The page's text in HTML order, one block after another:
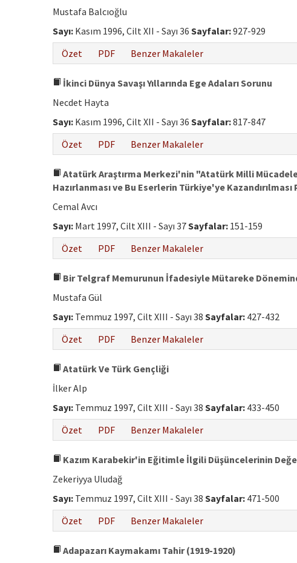
Mustafa Balcıoğlu
Sayı: Kasım 1996, Cilt XII - Sayı 36 Sayfalar:927-929
Özet
PDF Benzer Makaleler
İkinci Dünya Savaşı Yıllarında Ege Adaları Sorunu
Necdet Hayta
Sayı: Kasım 1996, Cilt XII - Sayı 36 Sayfalar:817-847
Özet
PDF Benzer Makaleler
Atatürk Araştırma Merkezi'nin "Atatürk Milli
Hazırlanması ve Bu Eserlerin Türkiye'ye
Cemal Avcı
Sayı: Mart 1997, Cilt XIII - Sayı 37Sayfalar: 151-159
Özet
PDF Benzer Makaleler
Bir Telgraf Memurunun İfadesiyle Mütareke
Mustafa Gül
Sayı: Temmuz 1997, Cilt XIII - Sayı 38 Sayfalar: 427-432
Özet
PDF Benzer Makaleler
Atatürk Ve Türk Gençliği
İlker Alp
Sayı: Temmuz 1997, Cilt XIII - Sayı 38 Sayfalar: 433-450
Özet
PDF Benzer Makaleler
Kazım Karabekir'in Eğitimle İlgili Düşüncelerinin
Zekeriyya Uludağ
Sayı: Temmuz 1997, Cilt XIII - Sayı 38 Sayfalar: 471-500
Özet
PDF Benzer Makaleler
Adapazarı Kaymakamı Tahir (1919-1920)